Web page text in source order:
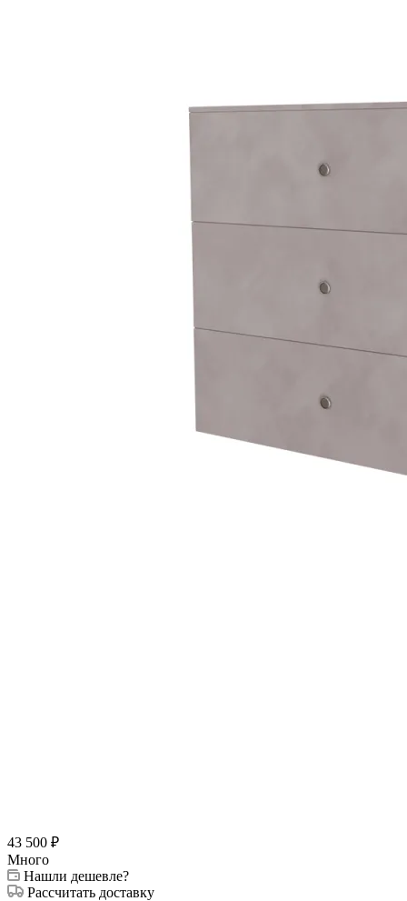
43 500 ₽
Много
Нашли дешевле?
Рассчитать доставку